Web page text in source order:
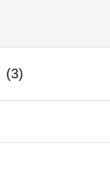
(3)